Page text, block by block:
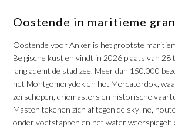
​Oostende in maritieme
Oostende voor Anker is het grootste
Belgische kust en vindt in 2026 plaats van 28
lang ademt de stad zee. Meer dan 150.000
het Montgomerydok en het Mercatordok,
zeilschepen, driemasters en historische
Masten tekenen zich af tegen de skyline,
onder voetstappen en het water weerspiegelt